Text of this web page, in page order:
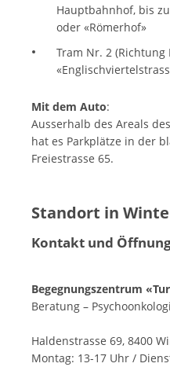
Hauptbahnhof, bis
oder «Römerhof»
Tram Nr. 2 (Richtung
Mit dem Auto:
Ausserhalb des Areals
hat es Parkplätze in der
Freiestrasse 65.
Standort in
Kontakt und
Begegnungszentrum
Beratung –
Haldenstrasse 69, 8400
Montag: 13-17 Uhr /